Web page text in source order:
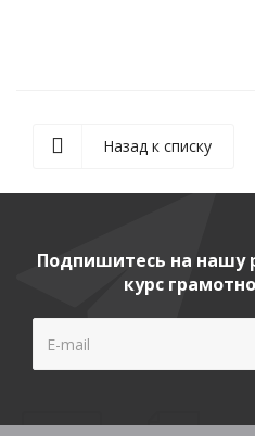
Назад к списку
Подпишитесь на нашу
курс